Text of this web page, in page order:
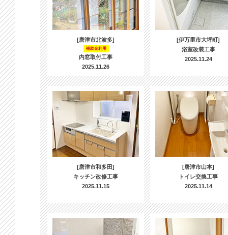
[唐津市北波多]
補助金利用
内窓取付工事
2025.11.26
[伊万里市大坪町]
浴室改装工事
2025.11.24
[唐津市和多田]
キッチン改修工事
2025.11.15
[唐津市山本]
トイレ交換工事
2025.11.14